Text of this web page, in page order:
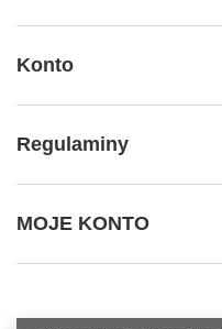
Konto
Regulaminy
MOJE KONTO